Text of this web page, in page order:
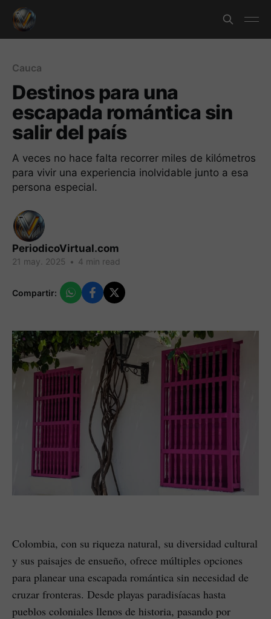
Cauca
Destinos para una
escapada romántica sin
salir del país
A veces no hace falta recorrer miles de kilómetros
para vivir una experiencia inolvidable junto a esa
persona especial.
PeriodicoVirtual.com
21 may. 2025 • 4 min read
Compartir:
Colombia, con su riqueza natural, su diversidad cultural
y sus paisajes de ensueño, ofrece múltiples opciones
para planear una escapada romántica sin necesidad de
cruzar fronteras. Desde playas paradisíacas hasta
pueblos coloniales llenos de historia, pasando por